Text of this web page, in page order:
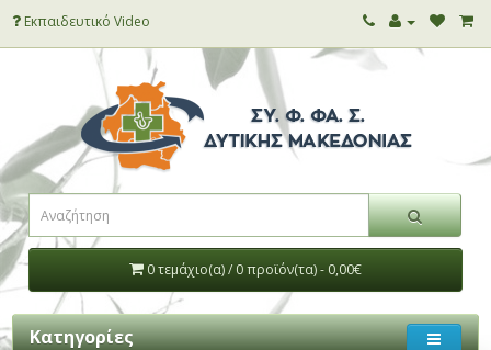
Εκπαιδευτικό Video
0 τεμάχιο(α) / 0 προϊόν(τα) - 0,00€
Κατηγορίες